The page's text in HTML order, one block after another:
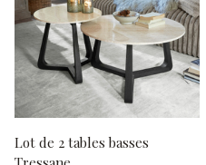
Lot de 2 tables basses